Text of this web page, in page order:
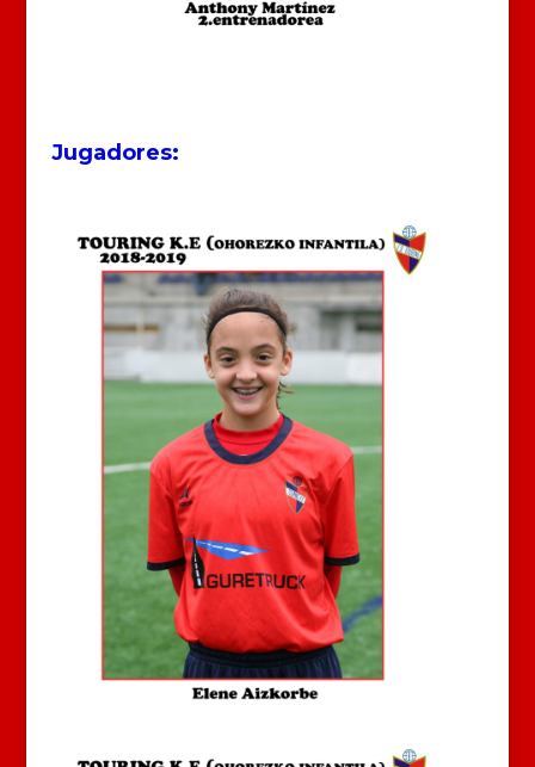
Jugadores: